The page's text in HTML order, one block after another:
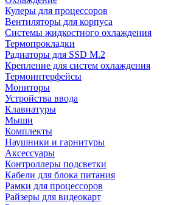
Кулеры для процессоров
Вентиляторы для корпуса
Системы жидкостного охлаждения
Термопрокладки
Радиаторы для SSD M.2
Крепление для систем охлаждения
Термоинтерфейсы
Мониторы
Устройства ввода
Клавиатуры
Мыши
Комплекты
Наушники и гарнитуры
Аксессуары
Контроллеры подсветки
Кабели для блока питания
Рамки для процессоров
Райзеры для видеокарт